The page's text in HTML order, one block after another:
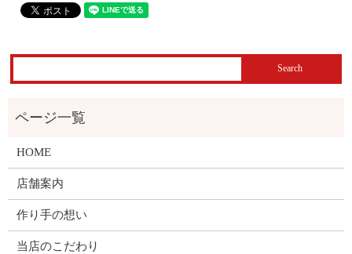
HOME
店舗案内
作り手の想い
当店のこだわり